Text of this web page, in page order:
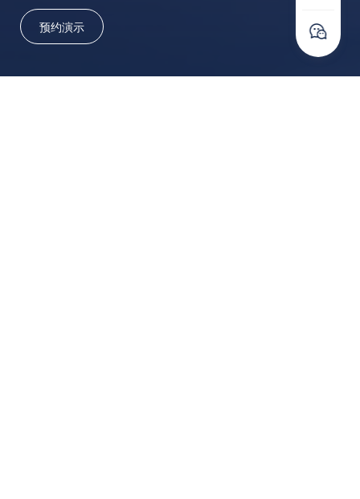
预约演示